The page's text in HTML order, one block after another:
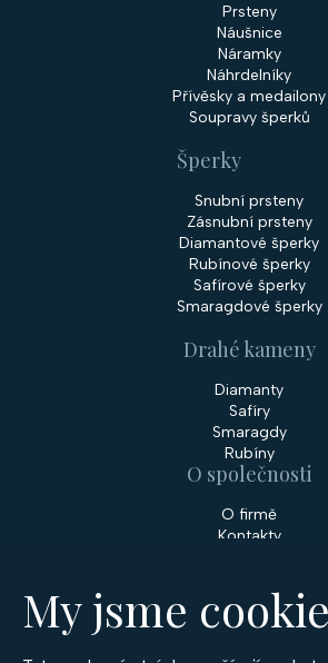
My jsme
Prsteny
Náušnice
Náramky
Náhrdelníky
Přívěsky a medailony
Soupravy šperků
Šperky
Snubní prsteny
Zásnubní prsteny
Diamantové šperky
Rubínové šperky
Safírové šperky
Smaragdové šperky
Drahé kameny
Diamanty
Safíry
Smaragdy
Rubíny
O společnosti
O firmě
Kontakty
Služby